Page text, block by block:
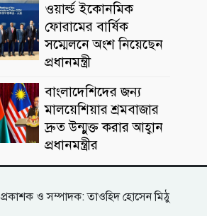
ওয়ার্ল্ড ইকোনমিক
ফোরামের বার্ষিক
সম্মেলনে অংশ নিয়েছেন
প্রধানমন্ত্রী
বাংলাদেশিদের জন্য
মালয়েশিয়ার শ্রমবাজার
দ্রুত উন্মুক্ত করার আহ্বান
প্রধানমন্ত্রীর
প্রকাশক ও সম্পাদক: তাওহিদ হোসেন মিঠু